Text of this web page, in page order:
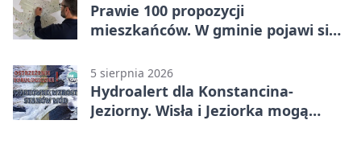
Prawie 100 propozycji
mieszkańców. W gminie pojawi się
5 sierpnia 2026
Hydroalert dla Konstancina-
Jeziorny. Wisła i Jeziorka mogą